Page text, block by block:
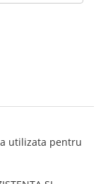
utilizata pentru